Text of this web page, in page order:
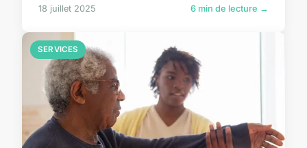
18 juillet 2025 6 min de lecture →
SERVICES